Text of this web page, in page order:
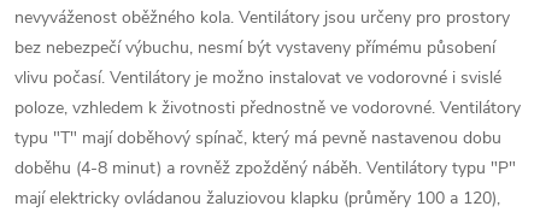
nevyváženost oběžného kola. Ventilátory jsou určeny pro prostory
bez nebezpečí výbuchu, nesmí být vystaveny přímému působení
vlivu počasí. Ventilátory je možno instalovat ve vodorovné i svislé
poloze, vzhledem k životnosti přednostně ve vodorovné. Ventilátory
typu "T" mají doběhový spínač, který má pevně nastavenou dobu
doběhu (4-8 minut) a rovněž zpožděný náběh. Ventilátory typu "P"
mají elektricky ovládanou žaluziovou klapku (průměry 100 a 120),